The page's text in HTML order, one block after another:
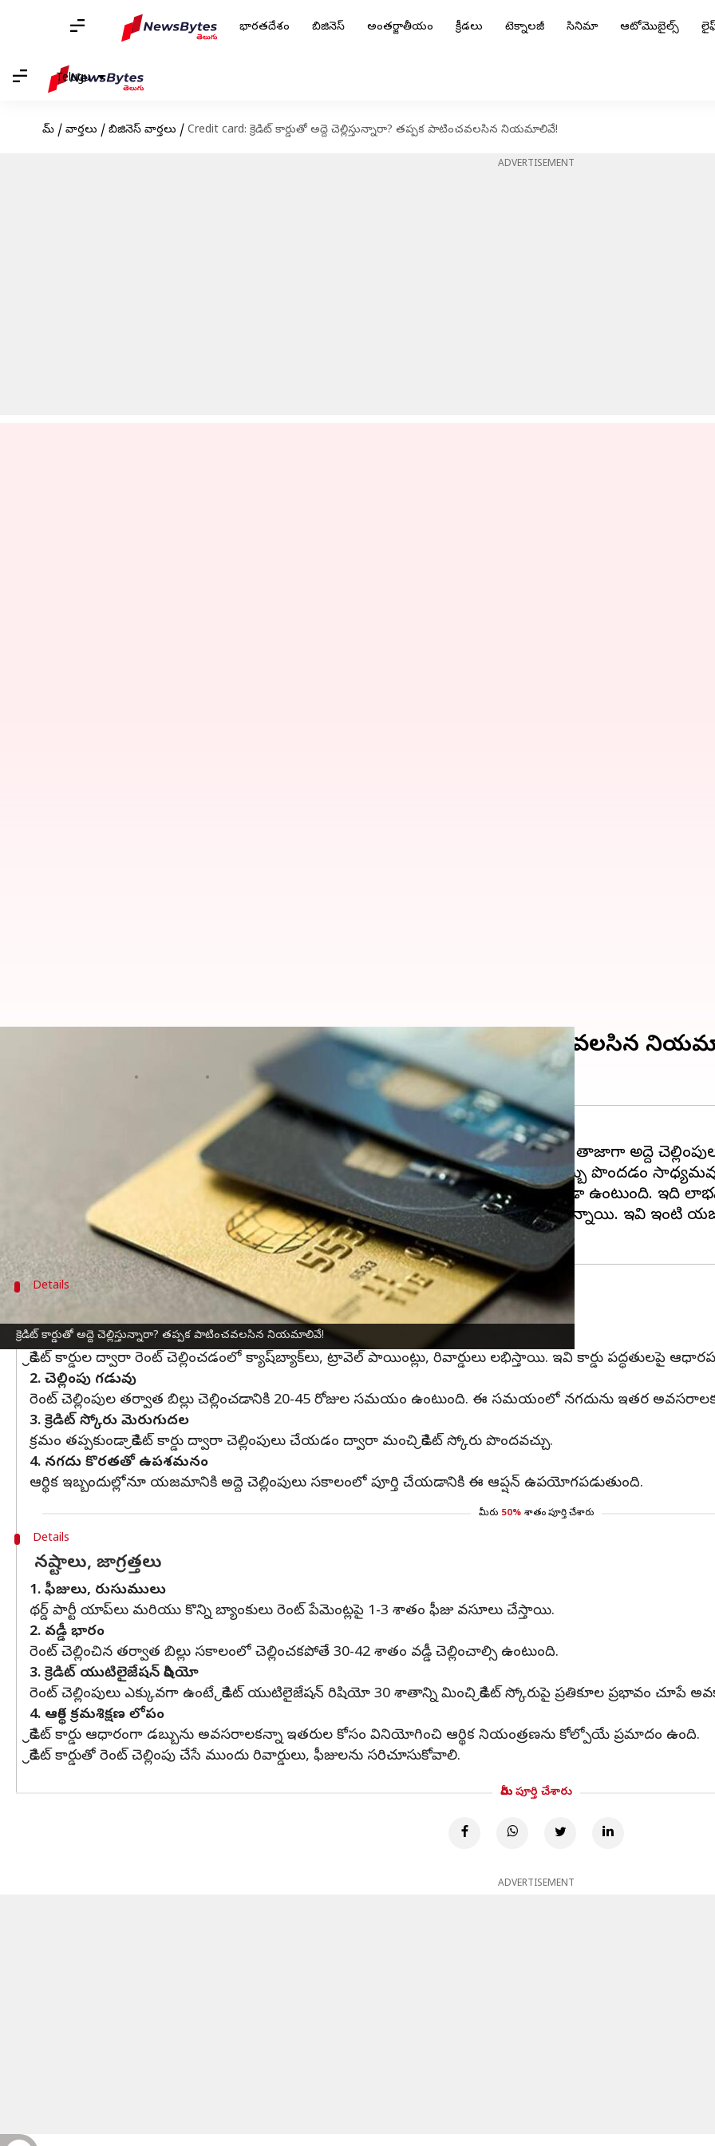
భారతదేశం బిజినెస్ అంతర్జాతీయం క్రీడలు టెక్నాలజీ సినిమా ఆటోమొబైల్స్
Telugu
హోమ్ / వార్తలు / బిజినెస్ వార్తలు / Credit card: క్రెడిట్‌ కార్డుతో అద్దె చెల్లిస్తున్నారా? తప్పక పాటించవలసిన నియమాలివే!
ADVERTISEMENT
క్రెడిట్‌ కార్డుతో అద్దె చెల్లిస్తున్నారా? తప్పక పాటించవలసిన నియమాలివే!
Credit card: క్రెడిట్‌ కార్డుతో అద్దె చెల్లిస్తున్నారా? తప్పక పాటించవలసిన
షాపింగ్‌, డైనింగ్‌, బిల్లుల చెల్లింపులు వంటి వాటికి చాలా మందిక్రెడిట్‌ కార్డులను వాడుతున్నారు. తాజాగా అద్దె
నగదు కొరత ఉన్నపుడు ఈ ఆప్షన్‌ ద్వారా వేరే ఖాతాకు నగదు బదిలీ చేసి, అక్కడి నుంచి డబ్బు పొందడం
కొన్ని సందర్భాల్లో చేతిలో డబ్బు ఉన్నా, క్రెడిట్‌ కార్డు ద్వారా రెంట్‌ పేమెంట్‌ చేసే అలవాటు కూడా ఉంటుంది. ఇది
పేటీఎం, ఫోన్‌పే, క్రెడ్‌, నో బ్రోకర్‌, రెడ్‌ జిరాఫీ, ఫ్రీఛార్జ్‌ వంటి సంస్థలు రెంట్‌ పేమెంట్‌ సేవలందిస్తున్నాయి. ఇవి
Details
క్రెడిట్‌ కార్డుతో రెంట్‌ చెల్లింపుల ప్రయోజనాలు
1. రివార్డులు, క్యాష్‌బ్యాక్‌లు
క్రెడిట్‌ కార్డుల ద్వారా రెంట్‌ చెల్లించడంలో క్యాష్‌బ్యాక్‌లు, ట్రావెల్‌ పాయింట్లు, రివార్డులు లభిస్తాయి. ఇవి కార్డు పద్ధతులపై
2. చెల్లింపు గడువు
రెంట్‌ చెల్లింపుల తర్వాత బిల్లు చెల్లించడానికి 20-45 రోజుల సమయం ఉంటుంది. ఈ సమయంలో నగదును ఇతర
3. క్రెడిట్‌ స్కోరు మెరుగుదల
క్రమం తప్పకుండా క్రెడిట్‌ కార్డు ద్వారా చెల్లింపులు చేయడం ద్వారా మంచి క్రెడిట్‌ స్కోరు పొందవచ్చు.
4. నగదు కొరతతో ఉపశమనం
ఆర్థిక ఇబ్బందుల్లోనూ యజమానికి అద్దె చెల్లింపులు సకాలంలో పూర్తి చేయడానికి ఈ ఆప్షన్‌ ఉపయోగపడుతుంది.
మీరు 50% శాతం పూర్తి చేశారు
Details
నష్టాలు, జాగ్రత్తలు
1. ఫీజులు, రుసుములు
థర్డ్‌ పార్టీ యాప్‌లు మరియు కొన్ని బ్యాంకులు రెంట్‌ పేమెంట్లపై 1-3 శాతం ఫీజు వసూలు చేస్తాయి.
2. వడ్డీ భారం
రెంట్‌ చెల్లించిన తర్వాత బిల్లు సకాలంలో చెల్లించకపోతే 30-42 శాతం వడ్డీ చెల్లించాల్సి ఉంటుంది.
3. క్రెడిట్‌ యుటిలైజేషన్‌ రిషియో
రెంట్‌ చెల్లింపులు ఎక్కువగా ఉంటే, క్రెడిట్‌ యుటిలైజేషన్‌ రిషియో 30 శాతాన్ని మించి క్రెడిట్‌ స్కోరుపై ప్రతికూల ప్రభావం చూపే
4. ఆర్థిక క్రమశిక్షణ లోపం
క్రెడిట్‌ కార్డు ఆధారంగా డబ్బును అవసరాలకన్నా ఇతరుల కోసం వినియోగించి ఆర్థిక నియంత్రణను కోల్పోయే ప్రమాదం ఉంది.
క్రెడిట్‌ కార్డుతో రెంట్‌ చెల్లింపు చేసే ముందు రివార్డులు, ఫీజులను సరిచూసుకోవాలి.
మీరు పూర్తి చేశారు
ADVERTISEMENT